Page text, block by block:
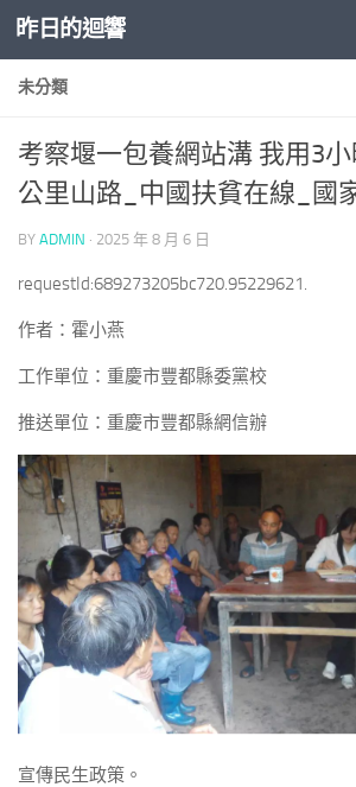
Skip to content
昨日的迴響
未分類
考察堰一包養網站溝 我用3
公里山路_中國扶貧在線_國
BY ADMIN · 2025 年 8 月 6 日
requestId:689273205bc720.95229621.
作者：霍小燕
工作單位：重慶市豐都縣委黨校
推送單位：重慶市豐都縣網信辦
宣傳民生政策。